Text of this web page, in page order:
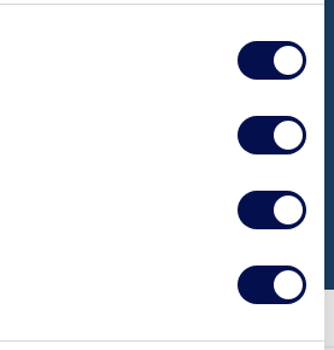
inspirerende brosjyrer